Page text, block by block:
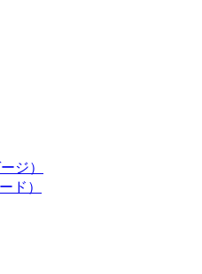
ジ）
ド）